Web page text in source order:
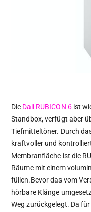
Die Dali RUBICON 6 ist
Standbox, verfügt aber
Tiefmitteltöner. Durch
kraftvoller und
Membranfläche ist die
Räume mit einem
füllen.Bevor das vom
hörbare Klänge
Weg zurückgelegt. Da